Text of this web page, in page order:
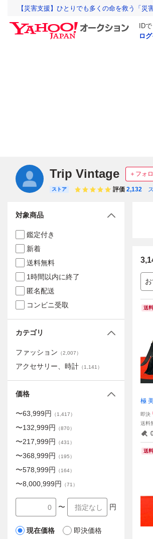
【災害支援】ひとりでも多くの命を救う「災
ID
ロ
Trip Vintage ＋フォ
ストア 評価 2,132
送
極
メ
印
ル
ラ
即決
送料
送
対象商品
鑑定付き
新着
送料無料
1時間以内に終了
匿名配送
コンビニ受取
カテゴリ
ファッション （2,007）
アクセサリー、時計 （1,141 ）
価格
〜63,999円 （1,417）
〜132,999円 （870）
〜217,999円 （431 ）
〜368,999円 （195）
〜578,999円 （164）
〜8,000,999円 （71 ）
〜 円
現在価格 即決価格